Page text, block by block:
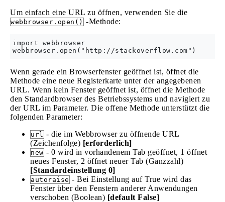
Um einfach eine URL zu öffnen, verwenden Sie die
webbrowser.open() -Methode:
import webbrowser
Wenn gerade ein Browserfenster geöffnet ist, öffnet die
Methode eine neue Registerkarte unter der angegebenen
URL. Wenn kein Fenster geöffnet ist, öffnet die Methode
den Standardbrowser des Betriebssystems und navigiert zu
der URL im Parameter. Die offene Methode unterstützt die
folgenden Parameter:
url - die im Webbrowser zu öffnende URL
(Zeichenfolge) [erforderlich]
new - 0 wird in vorhandenem Tab geöffnet, 1 öffnet
neues Fenster, 2 öffnet neuer Tab (Ganzzahl)
[Standardeinstellung 0]
autoraise - Bei Einstellung auf True wird das
Fenster über den Fenstern anderer Anwendungen
verschoben (Boolean) [default False]